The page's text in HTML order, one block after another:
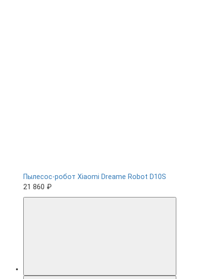
Пылесос-робот Xiaomi Dreame Robot D10S
21 860 ₽